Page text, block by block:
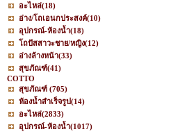
อะไหล่(18)
อ่าง/โถเอนกประสงค์(10)
อุปกรณ์-ห้องน้ำ(18)
โถปัสสาวะชาย/หญิง(12)
อ่างล้างหน้า(33)
สุขภัณฑ์(41)
COTTO
สุขภัณฑ์ (705)
ห้องน้ำสำเร็จรูป(14)
อะไหล่(2833)
อุปกรณ์-ห้องน้ำ(1017)